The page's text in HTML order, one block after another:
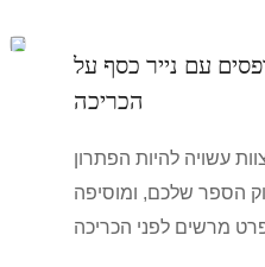
עם נייר כסף על
הכריכה
עשויה להיות הפתרון
הספר שלכם, ומוסיפה